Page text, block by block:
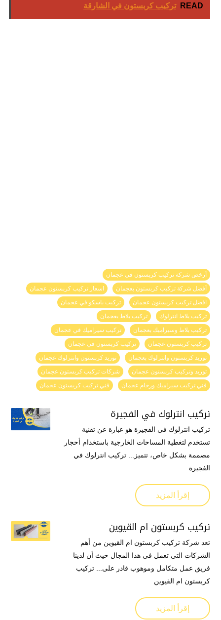
READ تركيب كربستون في الشارقة
أرخص شركة تركيب كربستون في عجمان
أفضل شركة تركيب كربستون بعجمان
اسعار تركيب كربستون عجمان
افضل تركيب كربستون عجمان
تركيب باسكو في عجمان
تركيب بلاط انترلوك
تركيب بلاط بعجمان
تركيب بلاط وسيراميك بعجمان
تركيب سيراميك في عجمان
تركيب كربستون عجمان
تركيب كربستون في عجمان
توريد كربستون وانترلوك بعجمان
توريد كربستون وانترلوك عجمان
توريد وتركيب كربستون عجمان
شركات تركيب كربستون عجمان
فني تركيب سيراميك ورخام عجمان
فني تركيب كربستون عجمان
تركيب انترلوك في الفجيرة
تركيب انترلوك في الفجيرة هو عبارة عن تقنية
تستخدم لتغطية المساحات الخارجية باستخدام أحجار
مصممة بشكل خاص، تتميز... تركيب انترلوك في
الفجيرة
إقرأ المزيد
تركيب كربستون ام القيوين
تعد شركة تركيب كربستون ام القيوين من أهم
الشركات التي تعمل في هذا المجال حيث أن لدينا
فريق عمل متكامل وموهوب قادر على... تركيب
كربستون ام القيوين
إقرأ المزيد